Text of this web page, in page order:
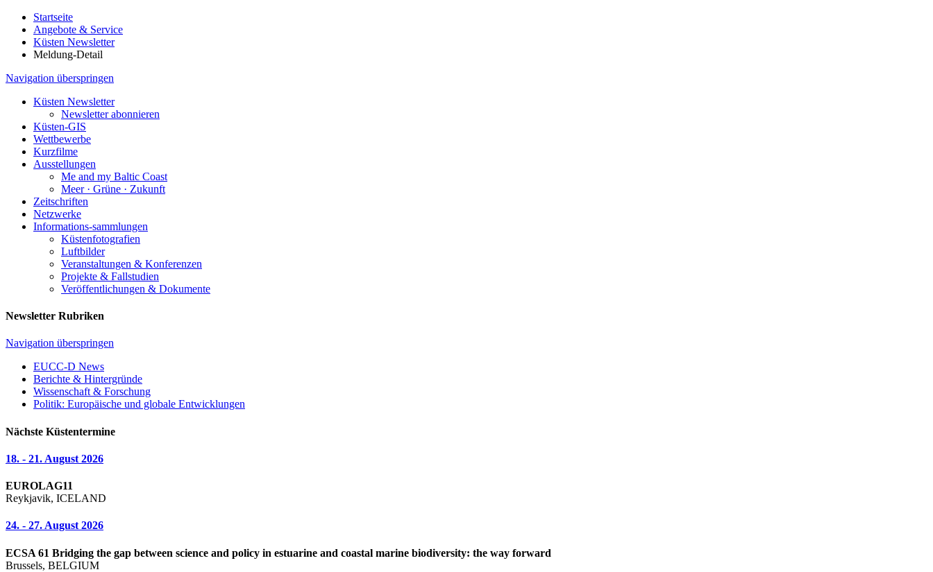
Startseite
Angebote & Service
Küsten Newsletter
Meldung-Detail
Navigation überspringen
Küsten Newsletter
Newsletter abonnieren
Küsten-GIS
Wettbewerbe
Kurzfilme
Ausstellungen
Me and my Baltic Coast
Meer · Grüne · Zukunft
Zeitschriften
Netzwerke
Informations-sammlungen
Küstenfotografien
Luftbilder
Veranstaltungen & Konferenzen
Projekte & Fallstudien
Veröffentlichungen & Dokumente
Newsletter Rubriken
Navigation überspringen
EUCC-D News
Berichte & Hintergründe
Wissenschaft & Forschung
Politik: Europäische und globale Entwicklungen
Nächste Küstentermine
18. - 21. August 2026
EUROLAG11
Reykjavik, ICELAND
24. - 27. August 2026
ECSA 61 Bridging the gap between science and policy in estuarine and coastal marine biodiversity: the way forward
Brussels, BELGIUM